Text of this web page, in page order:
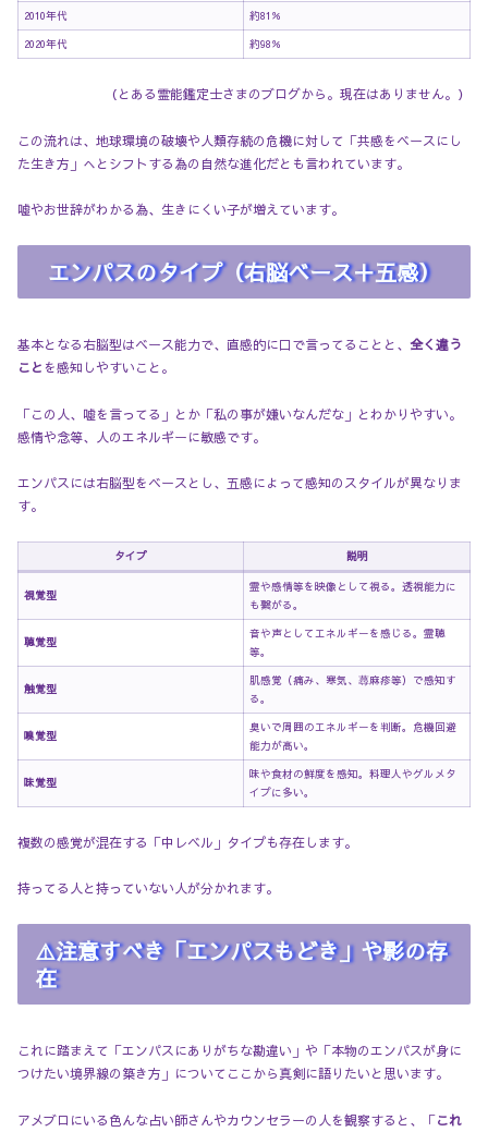
2010年代
約81％
2020年代
約98％
（とある霊能鑑定士さまのブログから。現在はありません。）
この流れは、地球環境の破壊や人類存続の危機に対して「共感をベースにし
た生き方」へとシフトする為の自然な進化だとも言われています。
嘘やお世辞がわかる為、生きにくい子が増えています。
エンパスのタイプ（右脳ベース＋五感）
基本となる右脳型はベース能力で、直感的に口で言ってることと、 全く違う
こと を感知しやすいこと。
「この人、嘘を言ってる」とか「私の事が嫌いなんだな」とわかりやすい。
感情や念等、人のエネルギーに敏感です。
エンパスには右脳型をベースとし、五感によって感知のスタイルが異なりま
す。
タイプ 説明
視覚型
霊や感情等を映像として視る。透視能力に
も繋がる。
聴覚型
音や声としてエネルギーを感じる。霊聴
等。
触覚型
肌感覚（痛み、寒気、蕁麻疹等）で感知す
る。
嗅覚型
臭いで周囲のエネルギーを判断。危機回避
能力が高い。
味覚型
味や食材の鮮度を感知。料理人やグルメタ
イプに多い。
複数の感覚が混在する「中レベル」タイプも存在します。
持ってる人と持っていない人が分かれます。
⚠️注意すべき「エンパスもどき」や影の存
在
これに踏まえて「エンパスにありがちな勘違い」や「本物のエンパスが身に
つけたい境界線の築き方」についてここから真剣に語りたいと思います。
アメブロにいる色んな占い師さんやカウンセラーの人を観察すると、「これ